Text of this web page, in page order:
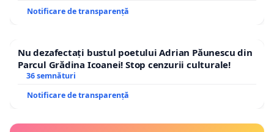
Notificare de transparență
Nu dezafectați bustul poetului Adrian Păunescu din
Parcul Grădina Icoanei! Stop cenzurii culturale!
36 semnături
Notificare de transparență